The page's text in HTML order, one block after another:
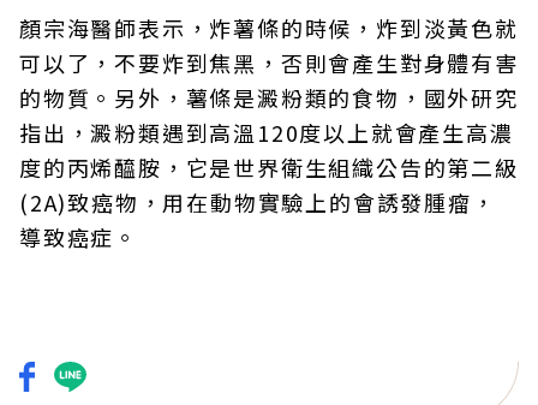
顏宗海醫師表示，炸薯條的時候，炸到淡黃色就
可以了，不要炸到焦黑，否則會產生對身體有害
的物質。另外，薯條是澱粉類的食物，國外研究
指出，澱粉類遇到高溫120度以上就會產生高濃
度的丙烯醯胺，它是世界衛生組織公告的第二級
(2A)致癌物，用在動物實驗上的會誘發腫瘤，
導致癌症。